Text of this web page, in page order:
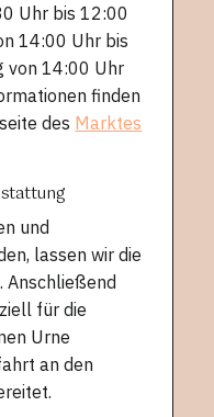
Uhr bis 12:00
14:00 Uhr bis
von 14:00 Uhr
finden
des Marktes
und
lassen wir die
Anschließend
für die
Urne
an den